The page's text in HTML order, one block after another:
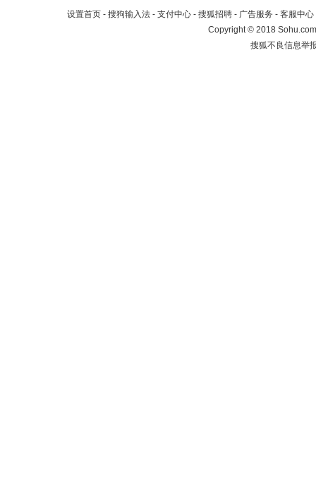
设置首页 - 搜狗输入法 - 支付中心 - 搜狐招聘 - 广告服务 - 客服中心
Copyright©2018
搜狐不良信息举